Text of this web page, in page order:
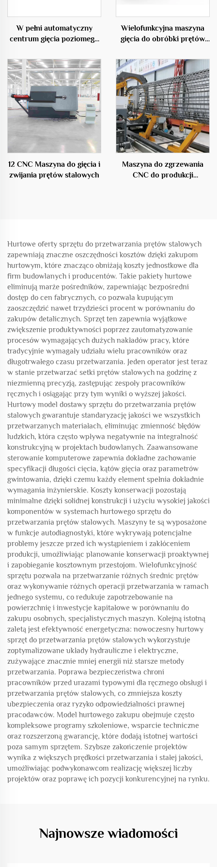
W pełni automatyczny
centrum gięcia poziomego
Wielofunkcyjna maszyna
gięcia do obróbki prętów
12 CNC Maszyna do gięcia i
zwijania prętów stalowych
Maszyna do zgrzewania
CNC do produkcji
Hurtowe oferty sprzętu do przetwarzania prętów stalowych
zapewniają znaczne oszczędności kosztów dzięki zakupom
hurtowym, które znacząco obniżają koszty jednostkowe dla
firm budowlanych i producentów. Takie pakiety hurtowe
eliminują marże pośredników, zapewniając bezpośredni
dostęp do cen fabrycznych, co pozwala kupującym
zaoszczędzić nawet trzydzieści procent w porównaniu do
zakupów detalicznych. Sprzęt ten zapewnia wyjątkowe
zwiększenie produktywności poprzez zautomatyzowanie
procesów wymagających dużych nakładów pracy, które
tradycyjnie wymagały udziału wielu pracowników oraz
długotrwałego czasu przetwarzania. Jeden operator jest teraz
w stanie przetwarzać setki prętów stalowych na godzinę z
niezmienną precyzją, zastępując zespoły pracowników
ręcznych i osiągając przy tym wyniki o wyższej jakości.
Hurtowy model dostawy sprzętu do przetwarzania prętów
stalowych gwarantuje standaryzację jakości we wszystkich
przetwarzanych materiałach, eliminując zmienność błędów
ludzkich, która często wpływa negatywnie na integralność
konstrukcyjną w projektach budowlanych. Zaawansowane
sterowanie komputerowe zapewnia dokładne zachowanie
specyfikacji długości cięcia, kątów gięcia oraz parametrów
gwintowania, dzięki czemu każdy element spełnia dokładnie
wymagania inżynierskie. Koszty konserwacji pozostają
minimalne dzięki solidnej konstrukcji i użyciu wysokiej jakości
komponentów w systemach hurtowego sprzętu do
przetwarzania prętów stalowych. Maszyny te są wyposażone
w funkcje autodiagnostyki, które wykrywają potencjalne
problemy jeszcze przed ich wystąpieniem i zakłóceniem
produkcji, umożliwiając planowanie konserwacji proaktywnej
i zapobieganie kosztownym przestojom. Wielofunkcyjność
sprzętu pozwala na przetwarzanie różnych średnic prętów
oraz wykonywanie różnych operacji przetwarzania w ramach
jednego systemu, co redukuje zapotrzebowanie na
powierzchnię i inwestycje kapitałowe w porównaniu do
zakupu osobnych, specjalistycznych maszyn. Kolejną istotną
zaletą jest efektywność energetyczna: nowoczesny hurtowy
sprzęt do przetwarzania prętów stalowych wykorzystuje
zoptymalizowane układy hydrauliczne i elektryczne,
zużywające znacznie mniej energii niż starsze metody
przetwarzania. Poprawa bezpieczeństwa chroni
pracowników przed urazami typowymi dla ręcznego obsługi i
przetwarzania prętów stalowych, co zmniejsza koszty
ubezpieczenia oraz ryzyko odpowiedzialności prawnej
pracodawców. Model hurtowego zakupu obejmuje często
kompleksowe programy szkoleniowe, wsparcie techniczne
oraz rozszerzoną gwarancję, które dodają istotnej wartości
poza samym sprzętem. Szybsze zakończenie projektów
wynika z większych prędkości przetwarzania i stałej jakości,
umożliwiając podwykonawcom realizację większej liczby
projektów oraz poprawę ich pozycji konkurencyjnej na rynku.
Najnowsze wiadomości